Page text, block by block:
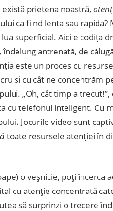
prietena noastră,
ca fiind lenta sau
superficial. Aici e codiţă
antrenată, de
este un proces cu
si cu cât ne concentrăm
„Oh, cât timp a
cu telefonul inteligent. Cu
Jocurile video sunt
toate resursele atenţiei în
o veşnicie, poţi încerca
cu atenţie concentrată
să surprinzi o trecere